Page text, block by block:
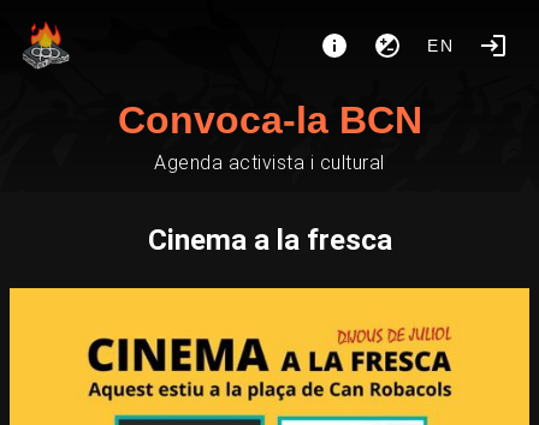
EN
Convoca-la BCN
Agenda activista i cultural
Cinema a la fresca